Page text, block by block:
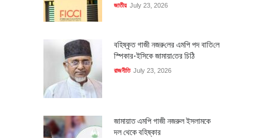
জাতীয় July 23, 2026
বহিষ্কৃত গাজী নজরু‌লের এম‌পি পদ বা‌তি‌লে
স্পিকার-ইসিকে জামায়া‌তের চি‌ঠি
রাজনীতি July 23, 2026
জামায়াত এমপি গাজী নজরুল ইসলামকে
দল থেকে বহিষ্কার